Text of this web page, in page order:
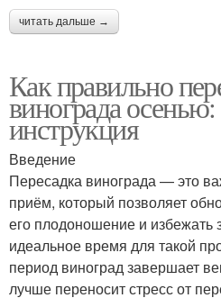
читать дальше →
Как правильно
винограда
инструкция
Введение
Пересадка винограда — это
приём, который позволяет
его плодоношение и
идеальное время для такой
период виноград завершает
лучше переносит стресс от